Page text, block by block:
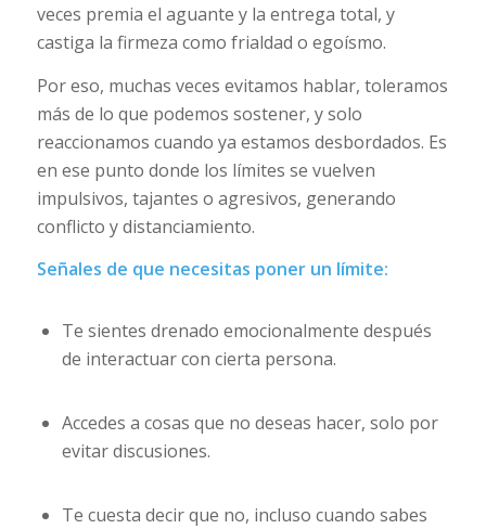
veces premia el aguante y la entrega total, y
castiga la firmeza como frialdad o egoísmo.
Por eso, muchas veces evitamos hablar, toleramos
más de lo que podemos sostener, y solo
reaccionamos cuando ya estamos desbordados. Es
en ese punto donde los límites se vuelven
impulsivos, tajantes o agresivos, generando
conflicto y distanciamiento.
Señales de que necesitas poner un límite:
Te sientes drenado emocionalmente después
de interactuar con cierta persona.
Accedes a cosas que no deseas hacer, solo por
evitar discusiones.
Te cuesta decir que no, incluso cuando sabes